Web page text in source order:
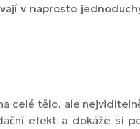
v naprosto
celé tělo, ale
efekt a dokáže si